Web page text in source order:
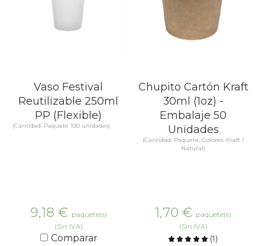
Vaso Festival
Reutilizable 250ml
PP (Flexible)
(Cantidad: Paquete 100 unidades)
9,18 € paquete(s)
(Sin IVA)
Comparar
Chupito Cartón Kraft
30ml (1oz) -
Embalaje 50
Unidades
(Cantidad: Paquete, Colores: Kraft /
Natural)
1,70 € paquete(s)
(Sin IVA)
(1)